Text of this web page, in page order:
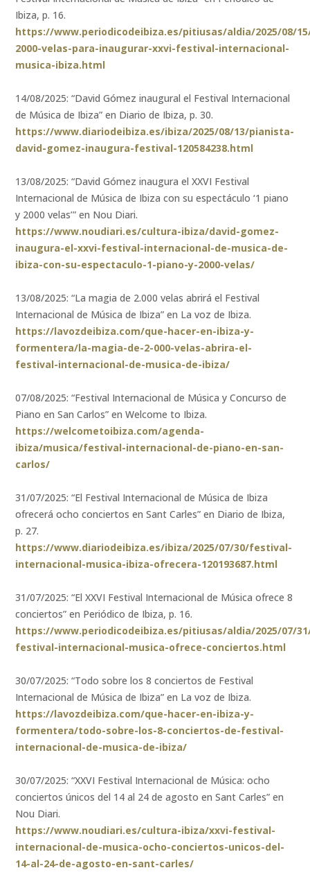
Ibiza, p. 16.
https://www.periodicodeibiza.es/pitiusas/aldia/2025/08/
2000-velas-para-inaugurar-xxvi-festival-internacional-
musica-ibiza.html
14/08/2025: “David Gómez inaugural el Festival Internacional
de Música de Ibiza” en Diario de Ibiza, p. 30.
https://www.diariodeibiza.es/ibiza/2025/08/13/pianista-
david-gomez-inaugura-festival-120584238.html
13/08/2025: “David Gómez inaugura el XXVI Festival
Internacional de Música de Ibiza con su espectáculo ‘1 piano
y 2000 velas’” en Nou Diari.
https://www.noudiari.es/cultura-ibiza/david-gomez-
inaugura-el-xxvi-festival-internacional-de-musica-de-
ibiza-con-su-espectaculo-1-piano-y-2000-velas/
13/08/2025: “La magia de 2.000 velas abrirá el Festival
Internacional de Música de Ibiza” en La voz de Ibiza.
https://lavozdeibiza.com/que-hacer-en-ibiza-y-
formentera/la-magia-de-2-000-velas-abrira-el-
festival-internacional-de-musica-de-ibiza/
07/08/2025: “Festival Internacional de Música y Concurso de
Piano en San Carlos” en Welcome to Ibiza.
https://welcometoibiza.com/agenda-
ibiza/musica/festival-internacional-de-piano-en-san-
carlos/
31/07/2025: “El Festival Internacional de Música de Ibiza
ofrecerá ocho conciertos en Sant Carles” en Diario de Ibiza,
p. 27.
https://www.diariodeibiza.es/ibiza/2025/07/30/festival-
internacional-musica-ibiza-ofrecera-120193687.html
31/07/2025: “El XXVI Festival Internacional de Música ofrece 8
conciertos” en Periódico de Ibiza, p. 16.
https://www.periodicodeibiza.es/pitiusas/aldia/2025/07/
festival-internacional-musica-ofrece-conciertos.html
30/07/2025: “Todo sobre los 8 conciertos de Festival
Internacional de Música de Ibiza” en La voz de Ibiza.
https://lavozdeibiza.com/que-hacer-en-ibiza-y-
formentera/todo-sobre-los-8-conciertos-de-festival-
internacional-de-musica-de-ibiza/
30/07/2025: “XXVI Festival Internacional de Música: ocho
conciertos únicos del 14 al 24 de agosto en Sant Carles” en
Nou Diari.
https://www.noudiari.es/cultura-ibiza/xxvi-festival-
internacional-de-musica-ocho-conciertos-unicos-del-
14-al-24-de-agosto-en-sant-carles/